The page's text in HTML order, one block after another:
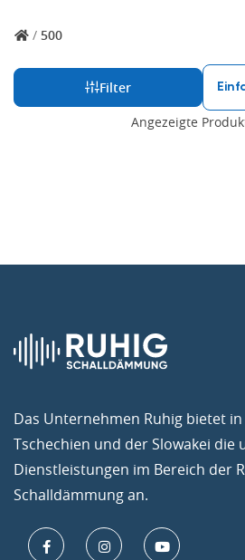
/ 500
Filter
Angezeigte
Das Unternehmen Ruhig bietet
Tschechien und der Slowakei die
Dienstleistungen im Bereich der
Schalldämmung an.